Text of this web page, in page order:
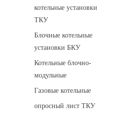
котельные установки
ТКУ
Блочные котельные
установки БКУ
Котельные блочно-
модульные
Газовые котельные
опросный лист ТКУ